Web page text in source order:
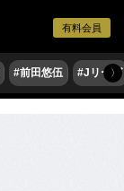
有料会員
#前田悠伍 #Jリーグ
〉